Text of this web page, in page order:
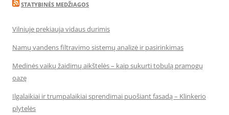
STATYBINĖS MEDŽIAGOS
Vilniuje prekiauja vidaus durimis
Namų vandens filtravimo sistemų analizė ir pasirinkimas
Medinės vaikų žaidimų aikštelės – kaip sukurti tobulą pramogų
oazę
Ilgalaikiai ir trumpalaikiai sprendimai puošiant fasadą – Klinkerio
plytelės